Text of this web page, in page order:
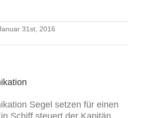
31st, 2016
Segel setzen für einen
Schiff steuert der Kapitän